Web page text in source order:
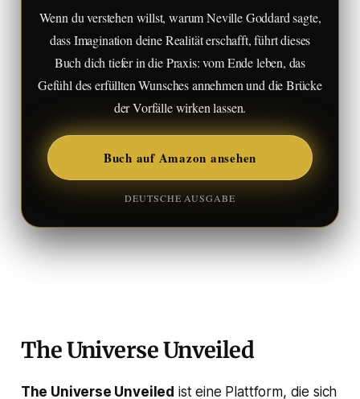
Wenn du verstehen willst, warum Neville Goddard sagte,
dass Imagination deine Realität erschafft, führt dieses
Buch dich tiefer in die Praxis: vom Ende leben, das
Gefühl des erfüllten Wunsches annehmen und die Brücke
der Vorfälle wirken lassen.
Buch auf Amazon ansehen
DEUTSCHE AUSGABE
The Universe Unveiled
The Universe Unveiled ist eine Plattform, die sich